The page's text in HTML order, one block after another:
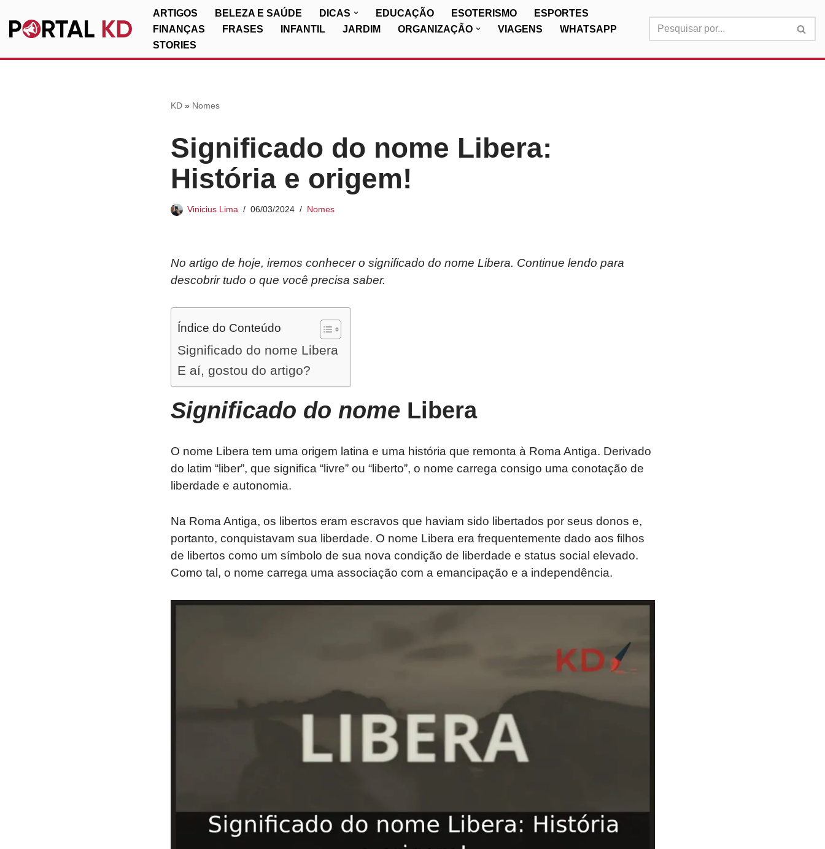
Pular
ARTIGOS BELEZA E SAÚDE DICAS EDUCAÇÃO ESOTERISMO
ESPORTES
FINANÇAS
FRASES INFANTIL JARDIM ORGANIZAÇÃO VIAGENS
WHATSAPP
STORIES
KD» Nomes
Significado do nome Libera:
História e origem!
Vinicius Lima 06/03/2024 Nomes
No artigo de hoje, iremos conhecer o significado do nome Libera. Continue lendo para
descobrir tudo o que você precisa saber.
Índice do Conteúdo
Significado do nome Libera
E aí, gostou do artigo?
Significado do nome Libera
O nome Libera tem uma origem latina e uma história que remonta à Roma Antiga. Derivado
do latim “liber”, que significa “livre” ou “liberto”, o nome carrega consigo uma conotação de
liberdade e autonomia.
Na Roma Antiga, os libertos eram escravos que haviam sido libertados por seus donos e,
portanto, conquistavam sua liberdade. O nome Libera era frequentemente dado aos filhos
de libertos como um símbolo de sua nova condição de liberdade e status social elevado.
Como tal, o nome carrega uma associação com a emancipação e a independência.